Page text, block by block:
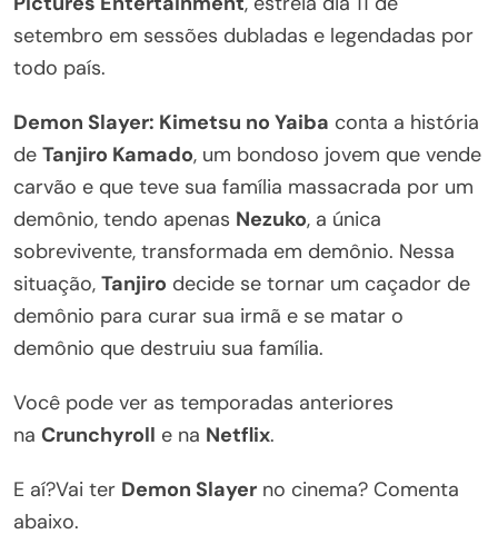
setembro em sessões dubladas e legendadas por
todo país.
Demon Slayer: Kimetsu no Yaiba conta a história
de Tanjiro Kamado, um bondoso jovem que vende
carvão e que teve sua família massacrada por um
demônio, tendo apenas Nezuko, a única
sobrevivente, transformada em demônio. Nessa
situação, Tanjiro decide se tornar um caçador de
demônio para curar sua irmã e se matar o
demônio que destruiu sua família.
Você pode ver as temporadas anteriores
na Crunchyroll e na Netflix.
E aí?Vai ter Demon Slayer no cinema? Comenta
abaixo.